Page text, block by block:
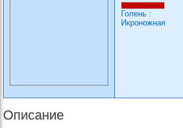
Голень :
Икроножная
Описание